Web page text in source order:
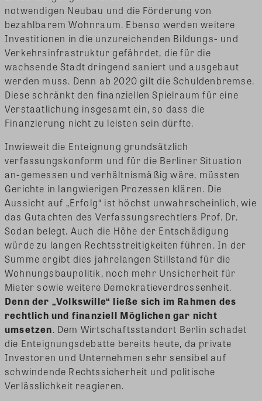
notwendigen Neubau und die Förderung von
bezahlbarem Wohnraum. Ebenso werden weitere
Investitionen in die unzureichenden Bildungs- und
Verkehrsinfrastruktur gefährdet, die für die
wachsende Stadt dringend saniert und ausgebaut
werden muss. Denn ab 2020 gilt die Schuldenbremse.
Diese schränkt den finanziellen Spielraum für eine
Verstaatlichung insgesamt ein, so dass die
Finanzierung nicht zu leisten sein dürfte.
Inwieweit die Enteignung grundsätzlich
verfassungskonform und für die Berliner Situation
an-gemessen und verhältnismäßig wäre, müssten
Gerichte in langwierigen Prozessen klären. Die
Aussicht auf „Erfolg“ ist höchst unwahrscheinlich, wie
das Gutachten des Verfassungsrechtlers Prof. Dr.
Sodan belegt. Auch die Höhe der Entschädigung
würde zu langen Rechtsstreitigkeiten führen. In der
Summe ergibt dies jahrelangen Stillstand für die
Wohnungsbaupolitik, noch mehr Unsicherheit für
Mieter sowie weitere Demokratieverdrossenheit.
Denn der „Volkswille“ ließe sich im Rahmen des
rechtlich und finanziell Möglichen gar nicht
umsetzen. Dem Wirtschaftsstandort Berlin schadet
die Enteignungsdebatte bereits heute, da private
Investoren und Unternehmen sehr sensibel auf
schwindende Rechtssicherheit und politische
Verlässlichkeit reagieren.